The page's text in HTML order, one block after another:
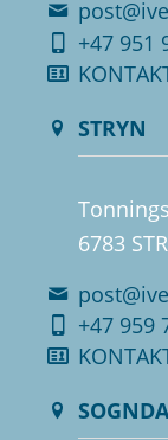
+47 951
STRYN
6783
+47 959